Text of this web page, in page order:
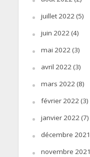
juillet 2022(5)
juin 2022(4)
mai 2022(3)
avril 2022(3)
mars 2022(8)
février 2022(3)
janvier 2022(7)
décembre 2021
novembre 2021